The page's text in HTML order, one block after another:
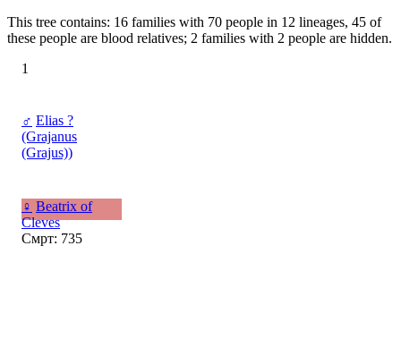
This tree contains: 16 families with 70 people in 12 lineages, 45 of
these people are blood relatives; 2 families with 2 people are hidden.
1
♂ Elias ?
(Grajanus
(Grajus))
♀ Beatrix of
Cleves
Смрт: 735